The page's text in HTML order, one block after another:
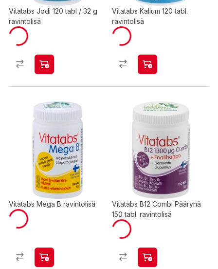
Vitatabs Jodi 120 tabl / 32 g
ravintolisä
Vitatabs Kalium 120 tabl.
ravintolisä
Vitatabs Mega B ravintolisä
Vitatabs B12 Combi Päärynä
150 tabl. ravintolisä